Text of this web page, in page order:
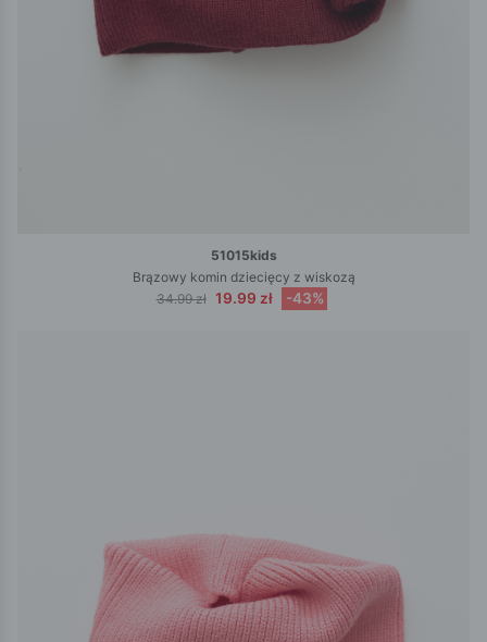
51015kids
Brązowy komin dziecięcy z wiskozą
34.99 zł 19.99 zł -43%